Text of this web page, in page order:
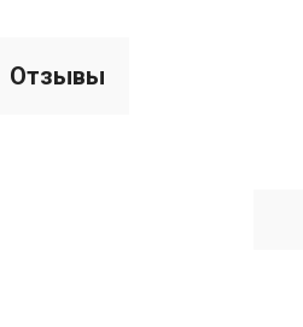
Отзывы